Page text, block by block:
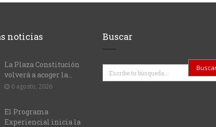
noticias
La Plaza Constitución
volverá a acoger la...
6 agosto, 2026
El Programa
Experiencial inicia la
Buscar
Buscar